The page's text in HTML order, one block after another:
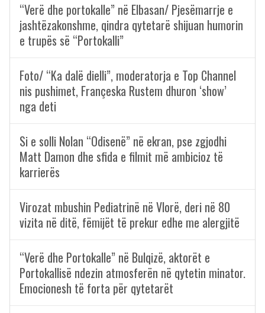
“Verë dhe portokalle” në Elbasan/ Pjesëmarrje e
jashtëzakonshme, qindra qytetarë shijuan humorin
e trupës së “Portokalli”
Foto/ “Ka dalë dielli”, moderatorja e Top Channel
nis pushimet, Françeska Rustem dhuron ‘show’
nga deti
Si e solli Nolan “Odisenë” në ekran, pse zgjodhi
Matt Damon dhe sfida e filmit më ambicioz të
karrierës
Virozat mbushin Pediatrinë në Vlorë, deri në 80
vizita në ditë, fëmijët të prekur edhe me alergjitë
“Verë dhe Portokalle” në Bulqizë, aktorët e
Portokallisë ndezin atmosferën në qytetin minator.
Emocionesh të forta për qytetarët